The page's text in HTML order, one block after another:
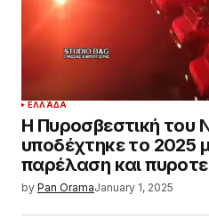
ΕΛΛΆΔΑ
Η Πυροσβεστική του
υποδέχτηκε το 2025
παρέλαση και
by Pan OramaJanuary 1, 2025